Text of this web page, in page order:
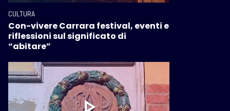
CULTURA
Con-vivere Carrara festival, eventi e
riflessioni sul significato di
“abitare”